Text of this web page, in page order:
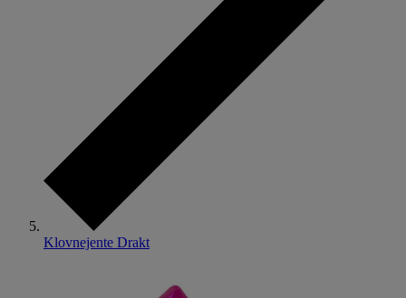
Klovnejente Drakt